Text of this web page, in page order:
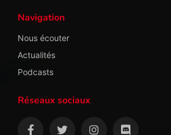
Navigation
Nous écouter
Actualités
Podcasts
Réseaux sociaux